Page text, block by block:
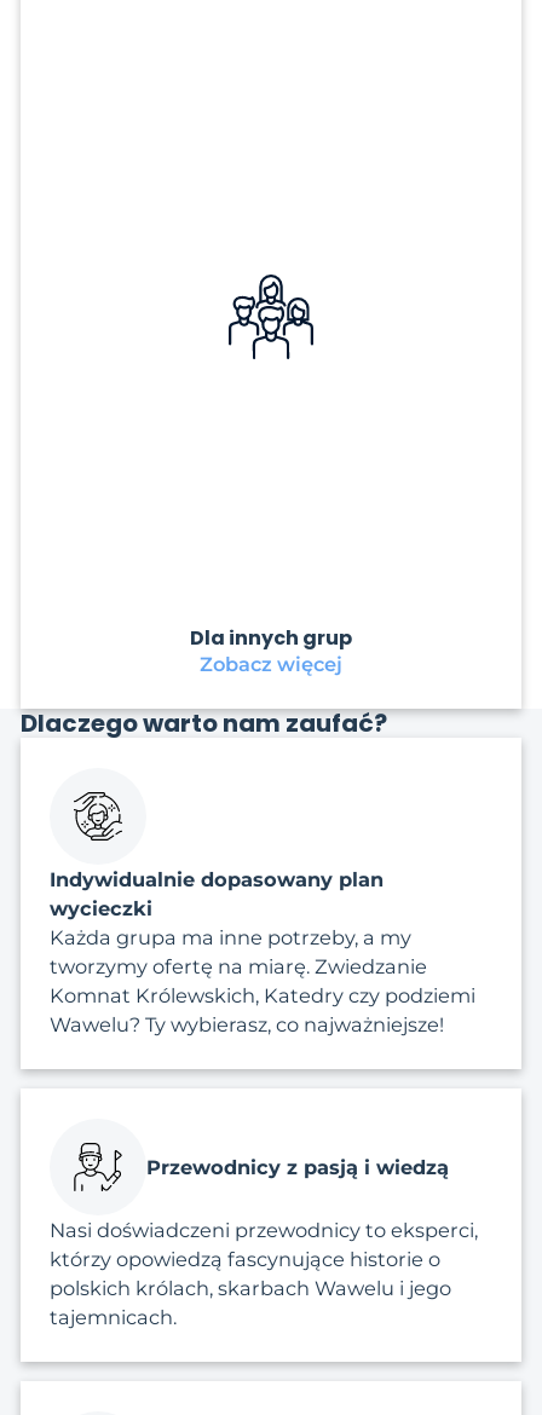
Dla innych grup
Zobacz więcej
Dlaczego warto nam zaufać?
Indywidualnie dopasowany plan
wycieczki
Każda grupa ma inne potrzeby, a my
tworzymy ofertę na miarę. Zwiedzanie
Komnat Królewskich, Katedry czy podziemi
Wawelu? Ty wybierasz, co najważniejsze!
Przewodnicy z pasją i wiedzą
Nasi doświadczeni przewodnicy to eksperci,
którzy opowiedzą fascynujące historie o
polskich królach, skarbach Wawelu i jego
tajemnicach.